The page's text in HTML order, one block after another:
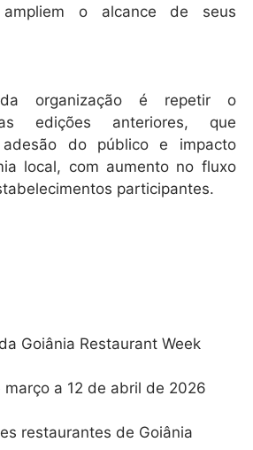
ampliem o alcance de seus
organização é repetir o
edições anteriores, que
do público e impacto
local, com aumento no fluxo
participantes.
Goiânia Restaurant Week
março a 12 de abril de 2026
restaurantes de Goiânia